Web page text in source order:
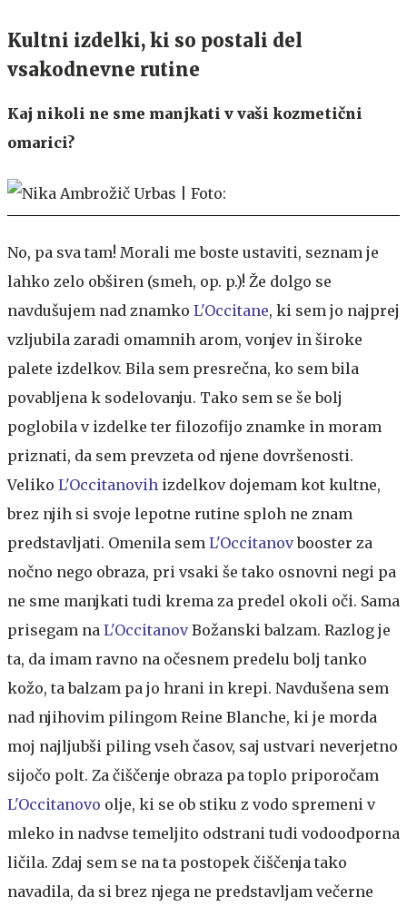
Kultni izdelki, ki so postali del
vsakodnevne rutine
Kaj nikoli ne sme manjkati v vaši kozmetični
omarici?
No, pa sva tam! Morali me boste ustaviti, seznam je
lahko zelo obširen (smeh, op. p.)! Že dolgo se
navdušujem nad znamko L'Occitane, ki sem jo najprej
vzljubila zaradi omamnih arom, vonjev in široke
palete izdelkov. Bila sem presrečna, ko sem bila
povabljena k sodelovanju. Tako sem se še bolj
poglobila v izdelke ter filozofijo znamke in moram
priznati, da sem prevzeta od njene dovršenosti.
Veliko L'Occitanovih izdelkov dojemam kot kultne,
brez njih si svoje lepotne rutine sploh ne znam
predstavljati. Omenila sem L'Occitanovbooster za
nočno nego obraza, pri vsaki še tako osnovni negi pa
ne sme manjkati tudi krema za predel okoli oči. Sama
prisegam na L'OccitanovBožanski balzam. Razlog je
ta, da imam ravno na očesnem predelu bolj tanko
kožo, ta balzam pa jo hrani in krepi. Navdušena sem
nad njihovim pilingom Reine Blanche, ki je morda
moj najljubši piling vseh časov, saj ustvari neverjetno
sijočo polt. Za čiščenje obraza pa toplo priporočam
L'Occitanovo olje, ki se ob stiku z vodo spremeni v
mleko in nadvse temeljito odstrani tudi vodoodporna
ličila. Zdaj sem se na ta postopek čiščenja tako
navadila, da si brez njega ne predstavljam večerne